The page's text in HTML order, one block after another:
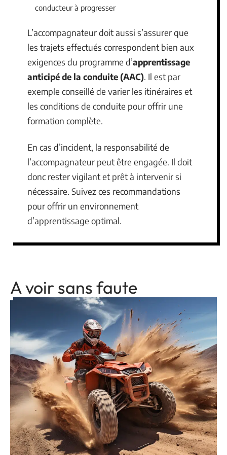
conducteur à progresser
L’accompagnateur doit aussi s’assurer que
les trajets effectués correspondent bien aux
exigences du programme d’apprentissage
anticipé de la conduite (AAC). Il est par
exemple conseillé de varier les itinéraires et
les conditions de conduite pour offrir une
formation complète.
En cas d’incident, la responsabilité de
l’accompagnateur peut être engagée. Il doit
donc rester vigilant et prêt à intervenir si
nécessaire. Suivez ces recommandations
pour offrir un environnement
d’apprentissage optimal.
A voir sans faute